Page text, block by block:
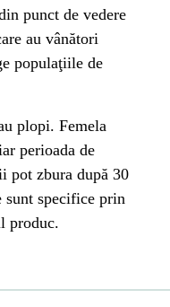
punct de vedere
au vânători
populaţiile de
plopi. Femela
perioada de
pot zbura după 30
specifice prin
produc.